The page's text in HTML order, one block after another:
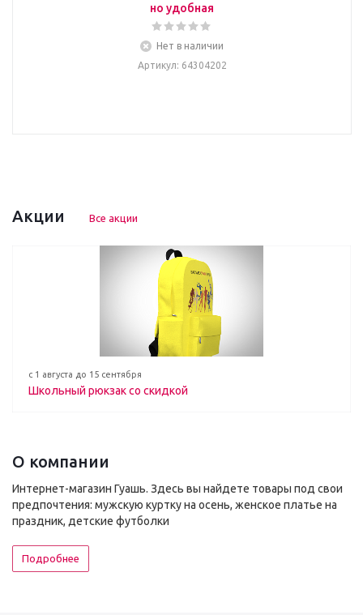
но удобная
Нет в наличии
Артикул: 64304202
Акции Все акции
с 1 августа до 15 сентября
Школьный рюкзак со скидкой
О компании
Интернет-магазин Гуашь. Здесь вы найдете товары под свои
предпочтения: мужскую куртку на осень, женское платье на
праздник, детские футболки
Подробнее